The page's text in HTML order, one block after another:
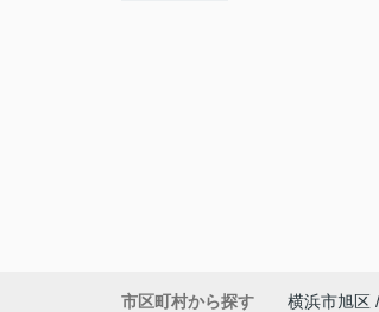
市区町村から探す 横浜市旭区